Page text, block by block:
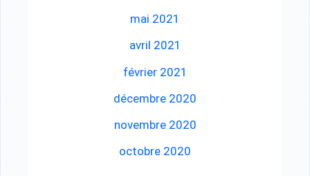
mai 2021
avril 2021
février 2021
décembre 2020
novembre 2020
octobre 2020